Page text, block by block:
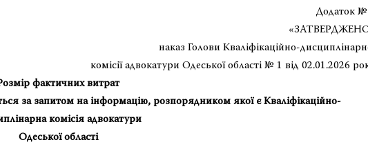
№
наказ Голови Кваліфікаційно-
комісії адвокатури Одеської області № 1 від 02.01.2026
фактичних витрат
за запитом на інформацію, розпорядником якої є Кваліфікаційно-
комісія адвокатури
Одеської області